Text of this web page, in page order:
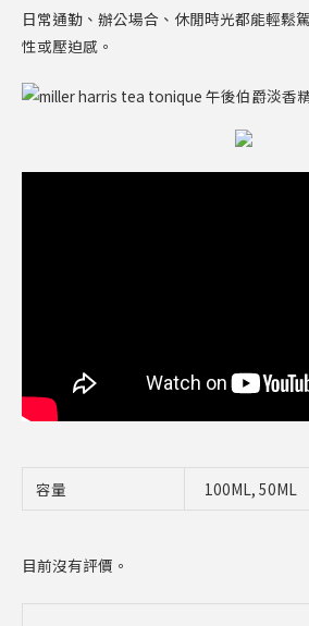
日常通勤、辦公場合、休閒時光都能輕鬆
性或壓迫感。
容量 100ML, 50ML
目前沒有評價。